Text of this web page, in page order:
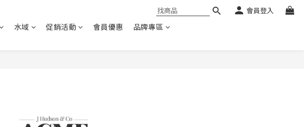
會員登入
水域 促銷活動 會員優惠 品牌專區